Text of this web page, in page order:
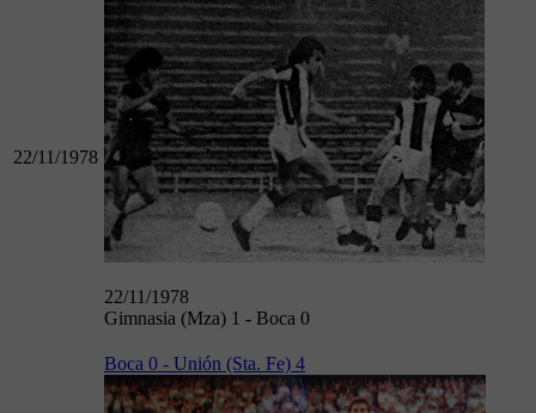
22/11/1978
22/11/1978
Gimnasia (Mza) 1 - Boca 0
Boca 0 - Unión (Sta. Fe) 4